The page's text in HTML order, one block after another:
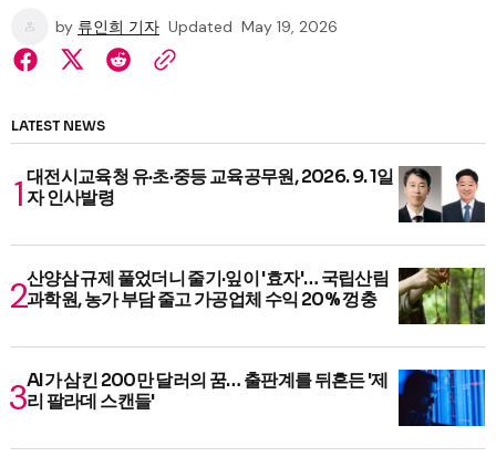
by 류인희 기자 Updated May 19, 2026
LATEST NEWS
대전시교육청 유·초·중등 교육공무원, 2026. 9. 1일
자 인사발령
산양삼 규제 풀었더니 줄기·잎이 '효자'… 국립산림
과학원, 농가 부담 줄고 가공업체 수익 20% 껑충
AI가 삼킨 200만 달러의 꿈… 출판계를 뒤흔든 '제
리 팔라데 스캔들'